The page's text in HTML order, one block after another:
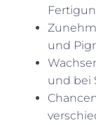
und
und bei